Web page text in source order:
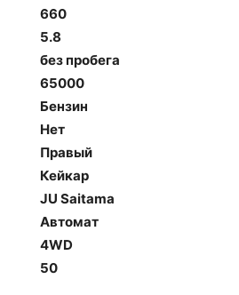
660
5.8
без пробега
65000
Бензин
Нет
Правый
Кейкар
JU Saitama
Автомат
4WD
50